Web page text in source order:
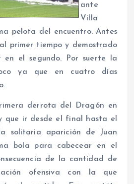
ante
Villa
pelota del encuentro. Antes
primer tiempo y demostrado
el segundo. Por suerte la
ya que en cuatro días
derrota del Dragón en
que ir desde el final hasta el
solitaria aparición de Juan
bola para cabecear en el
de la cantidad de
ofensiva con la que